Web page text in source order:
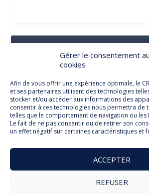
Gérer le consentement
cookies
Afin de vous offrir une expérience optimale, le
et ses partenaires utilisent des technologies
stocker et/ou accéder aux informations des
consentir à ces technologies nous permettra de
telles que le comportement de navigation ou les
Le fait de ne pas consentir ou de retirer son
un effet négatif sur certaines caractéristiques et
ACCEPTER
REFUSER
Facebook